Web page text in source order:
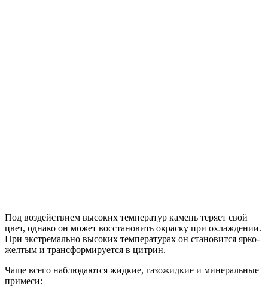
Под воздействием высоких температур камень теряет свой
цвет, однако он может восстановить окраску при охлаждении.
При экстремально высоких температурах он становится ярко-
желтым и трансформируется в цитрин.
Чаще всего наблюдаются жидкие, газожидкие и минеральные
примеси: